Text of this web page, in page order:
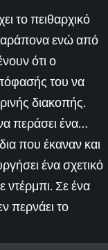
το πειθαρχικό
παράπονα ενώ από
ότι ο
του να
διακοπής.
περάσει ένα…
που έκαναν και
ένα σχετικό
ντέρμπι. Σε ένα
περνάει το